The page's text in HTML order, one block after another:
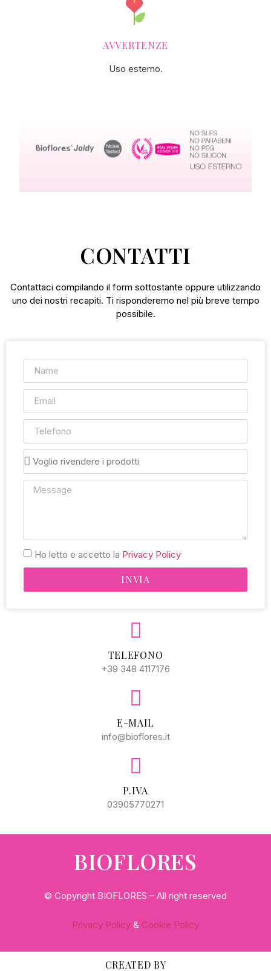
AVVERTENZE
Uso esterno.
CONTATTI
Contattaci compilando il form sottostante oppure utilizzando
uno dei nostri recapiti. Ti risponderemo nel più breve tempo
possibile.
Ho letto e accetto la Privacy Policy
INVIA
TELEFONO
+39 348 4117176
E-MAIL
info@bioflores.it
P.IVA
03905770271
BIOFLORES
© Copyright BIOFLORES – All right reserved
Privacy Policy & Cookie Policy
CREATED BY